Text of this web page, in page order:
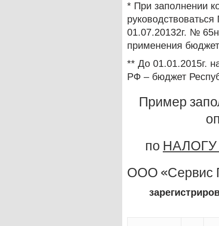
* При заполнении
01.07.20132г. №
применения
** До 01.01.2015г.
РФ – бюджет
Пример
по
ООО «Сервис